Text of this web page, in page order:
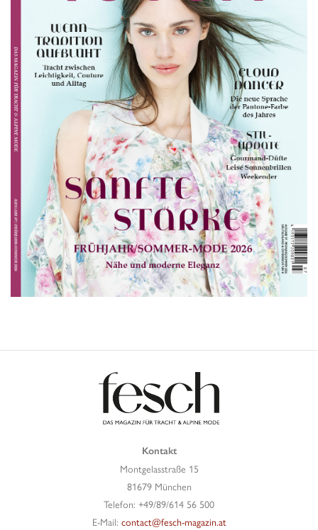
Kontakt
Montgelasstraße 15
81679 München
Telefon: +49/89/614 56 500
E-Mail: contact@fesch-magazin.at